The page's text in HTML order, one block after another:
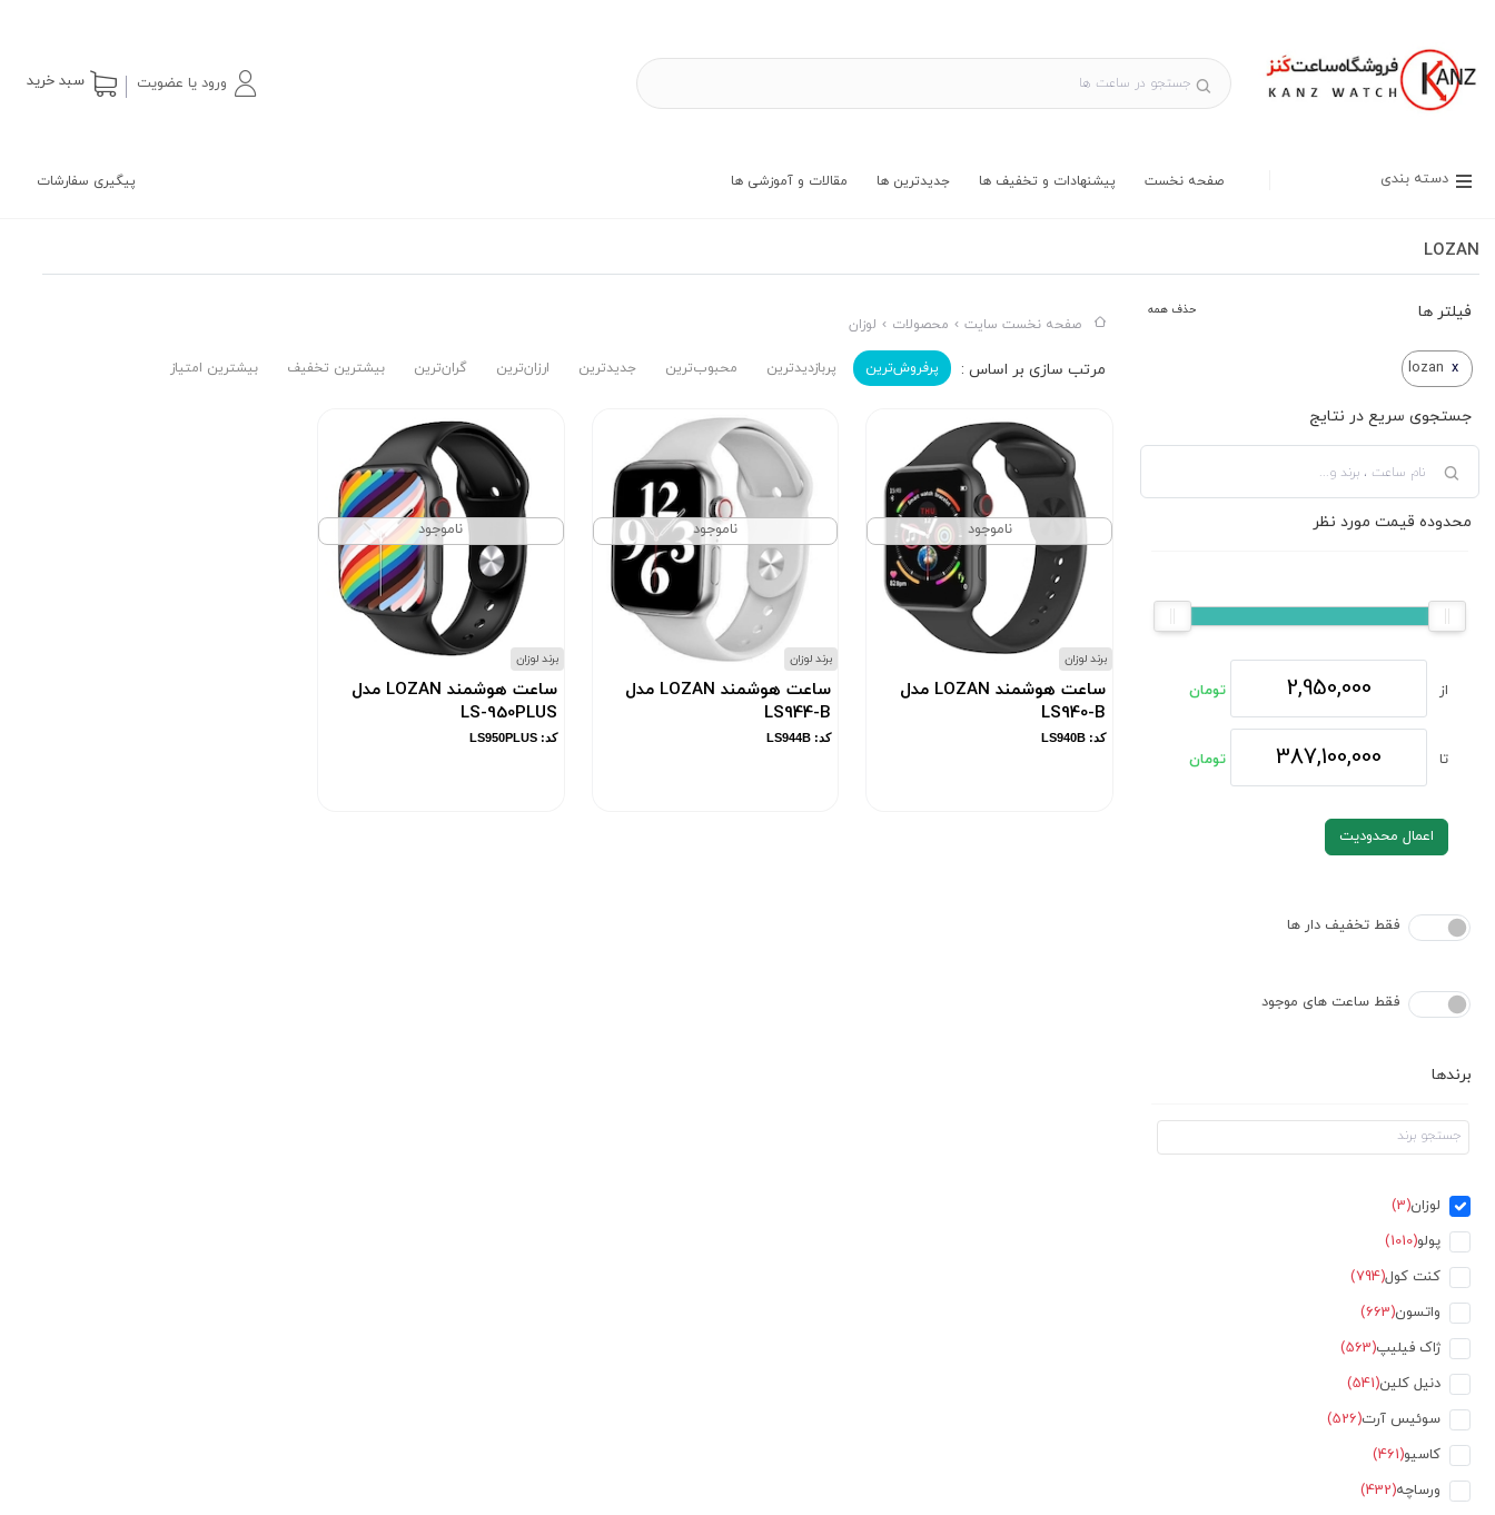
ورود یا عضویت سبد خرید
دسته بندی صفحه نخست پیشنهادات و تخفیف ها جدیدترین ها مقالات و آموزشی ها پیگیری سفارشات
LOZAN
فیلتر ها حذف همه
x
lozan
جستجوی سریع در نتایج
محدوده قیمت مورد نظر
از تومان
تا تومان
اعمال محدودیت
فقط تخفیف دار ها
فقط ساعت های موجود
برندها
لوزان(3)
پولو(1010)
کنت کول(794)
واتسون(663)
ژاک فیلیپ(563)
دنیل کلین(541)
سوئیس آرت(526)
کاسیو(461)
ورساچه(432)
صفحه نخست سایت محصولات لوزان
پرفروش‌ترین‌ پربازدیدترین محبوب‌ترین جدیدترین ارزان‌ترین گران‌ترین بیشترین تخفیف بیشترین امتیاز
ناموجود
برند لوزان
ساعت هوشمند LOZAN مدل
LS940-B
کد: LS940B
ناموجود
برند لوزان
ساعت هوشمند LOZAN مدل
LS944-B
کد: LS944B
ناموجود
برند لوزان
ساعت هوشمند LOZAN مدل
LS-950PLUS
کد: LS950PLUS